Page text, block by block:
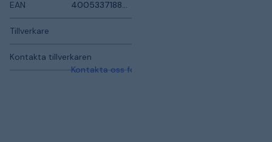
EAN 4005337188724
Tillverkare
Kontakta tillverkaren
Kontakta oss för mer information